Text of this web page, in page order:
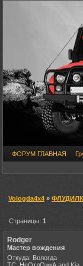
ФОРУМ ГЛАВНАЯ
Vologda4x4 »
Страницы:1
Rodger
Мастер вождения
Откуда: Вологда